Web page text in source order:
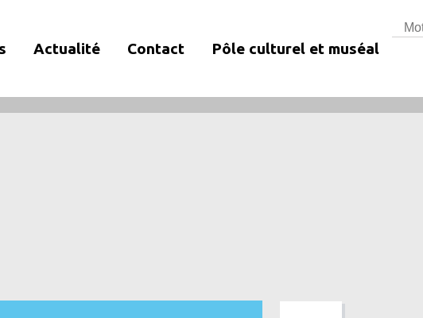
Actualité Contact Pôle culturel et muséal